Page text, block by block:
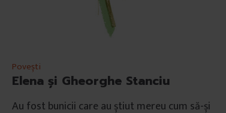
Povești
Elena și Gheorghe Stanciu
Au fost bunicii care au știut mereu cum să-și